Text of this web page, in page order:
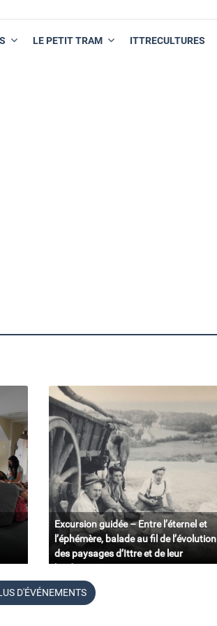
LE PETIT TRAM ITTRECULTURES
Excursion guidée – Entre l’éternel et
l’éphémère, balade au fil de l’évolution
des paysages d’Ittre et de leur
11 juin à 09
Belgique
D'ÉVÉNEMENTS